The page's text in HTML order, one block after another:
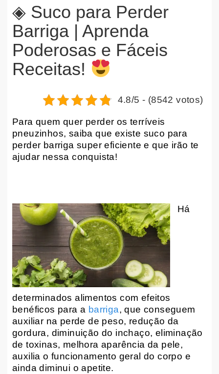
◈ Suco para Perder
Barriga | Aprenda
Poderosas e Fáceis
Receitas!
4.8/5 - (8542 votos)
Para quem quer perder os terríveis
pneuzinhos, saiba que existe suco para
perder barriga super eficiente e que irão te
ajudar nessa conquista!
Há
determinados alimentos com efeitos
benéficos para a barriga, que conseguem
auxiliar na perde de peso, redução da
gordura, diminuição do inchaço, eliminação
de toxinas, melhora aparência da pele,
auxilia o funcionamento geral do corpo e
ainda diminui o apetite.